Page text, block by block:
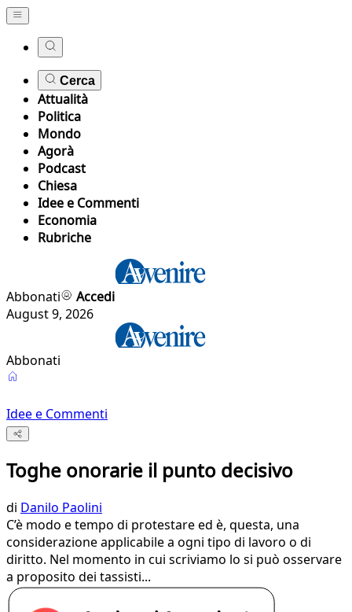
Cerca
Attualità
Politica
Mondo
Agorà
Podcast
Chiesa
Idee e Commenti
Economia
Rubriche
Abbonati
Accedi
August 9, 2026
Abbonati
Idee e Commenti
Toghe onorarie il punto decisivo
di Danilo Paolini
C’è modo e tempo di protestare ed è, questa, una
considerazione applicabile a ogni tipo di lavoro o di
diritto. Nel momento in cui scriviamo lo si può osservare
a proposito dei tassisti...